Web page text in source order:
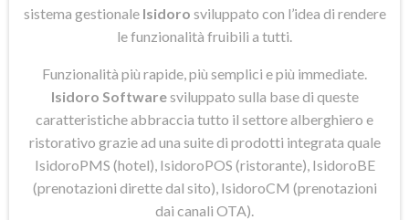
sistema gestionale Isidoro sviluppato con l’idea di rendere
le funzionalità fruibili a tutti.
Funzionalità più rapide, più semplici e più immediate.
Isidoro Softwaresviluppato sulla base di queste
caratteristiche abbraccia tutto il settore alberghiero e
ristorativo grazie ad una suite di prodotti integrata quale
IsidoroPMS (hotel), IsidoroPOS (ristorante), IsidoroBE
(prenotazioni dirette dal sito), IsidoroCM (prenotazioni
dai canali OTA).